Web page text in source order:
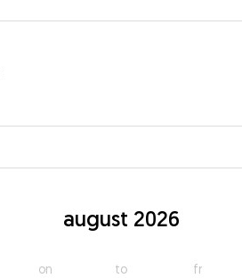
august 2026
on to fr